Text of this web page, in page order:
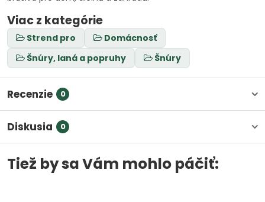
Viac z kategórie
Strend pro
Domácnosť
Šnúry, laná a popruhy
Šnúry
Recenzie 0
Diskusia 0
Tiež by sa Vám mohlo páčiť: